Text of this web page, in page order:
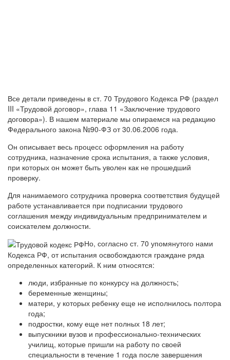
Все детали приведены в ст. 70 Трудового Кодекса РФ (раздел
III «Трудовой договор», глава 11 «Заключение трудового
договора»). В нашем материале мы опираемся на редакцию
Федерального закона №90-ФЗ от 30.06.2006 года.
Он описывает весь процесс оформления на работу
сотрудника, назначение срока испытания, а также условия,
при которых он может быть уволен как не прошедший
проверку.
Для нанимаемого сотрудника проверка соответствия будущей
работе устанавливается при подписании трудового
соглашения между индивидуальным предпринимателем и
соискателем должности.
Но, согласно ст. 70 упомянутого нами
Кодекса РФ, от испытания освобождаются граждане ряда
определенных категорий. К ним относятся:
люди, избранные по конкурсу на должность;
беременные женщины;
матери, у которых ребенку еще не исполнилось полтора
года;
подростки, кому еще нет полных 18 лет;
выпускники вузов и профессионально-технических
училищ, которые пришли на работу по своей
специальности в течение 1 года после завершения